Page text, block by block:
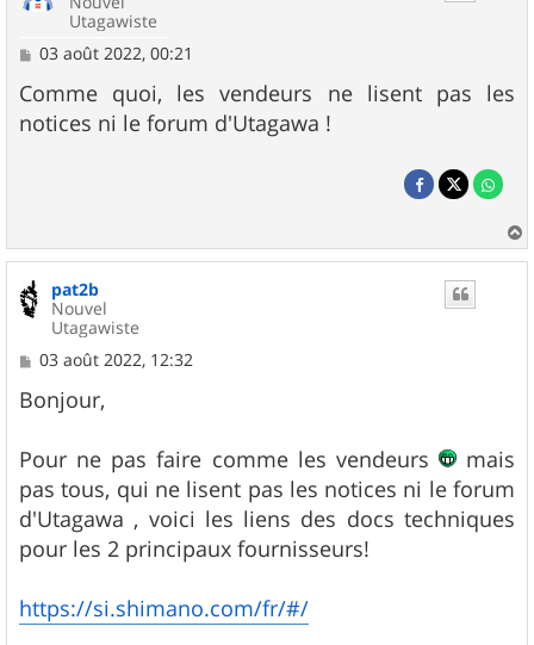
Utagawiste
M
s
s
a
03 août 2022, 00:21
Comme quoi, les vendeurs ne lisent pas les
notices ni le forum d'Utagawa !
a
pat2b
Nouvel
Utagawiste
M
s
s
g
e
03 août 2022, 12:32
Bonjour,
Pour ne pas faire comme les vendeurs
mais
pas tous, qui ne lisent pas les notices ni le forum
d'Utagawa , voici les liens des docs techniques
pour les 2 principaux fournisseurs!
https://si.shimano.com/fr/#/